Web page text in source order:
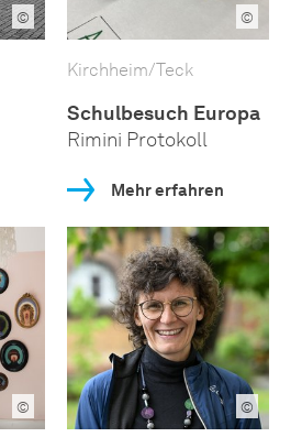
© ©
Kirchheim/Teck
Schulbesuch Europa
Rimini Protokoll
Mehr erfahren
© ©